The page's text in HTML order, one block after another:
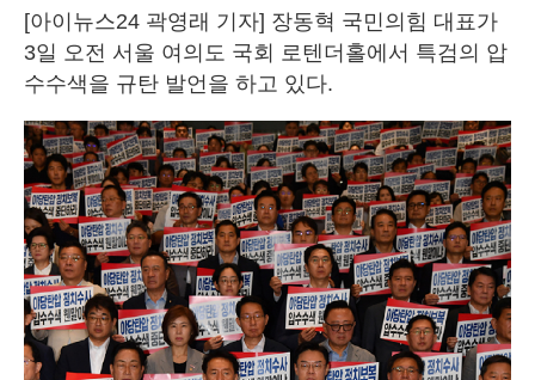
[아이뉴스24 곽영래 기자] 장동혁 국민의힘 대표가
3일 오전 서울 여의도 국회 로텐더홀에서 특검의 압
수수색을 규탄 발언을 하고 있다.